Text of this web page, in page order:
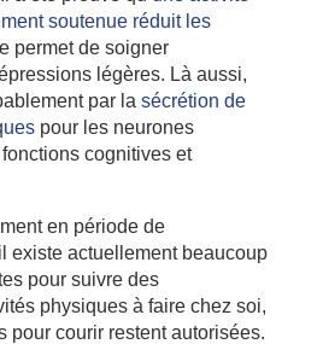
soutenue réduit les
permet de soigner
légères. Là aussi,
par la sécrétion de
pour les neurones
cognitives et
en période de
existe actuellement beaucoup
pour suivre des
physiques à faire chez soi,
pour courir restent autorisées.